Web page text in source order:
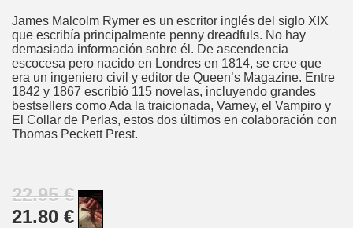
James Malcolm Rymer es un escritor inglés del siglo XIX
que escribía principalmente penny dreadfuls. No hay
demasiada información sobre él. De ascendencia
escocesa pero nacido en Londres en 1814, se cree que
era un ingeniero civil y editor de Queen’s Magazine. Entre
1842 y 1867 escribió 115 novelas, incluyendo grandes
bestsellers como Ada la traicionada, Varney, el Vampiro y
El Collar de Perlas, estos dos últimos en colaboración con
Thomas Peckett Prest.
22.95 €
21.80 €